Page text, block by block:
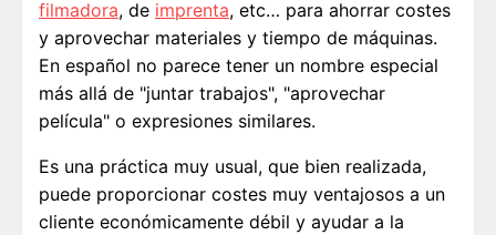
filmadora, de imprenta, etc… para ahorrar costes
y aprovechar materiales y tiempo de máquinas.
En español no parece tener un nombre especial
más allá de "juntar trabajos", "aprovechar
película" o expresiones similares.
Es una práctica muy usual, que bien realizada,
puede proporcionar costes muy ventajosos a un
cliente económicamente débil y ayudar a la